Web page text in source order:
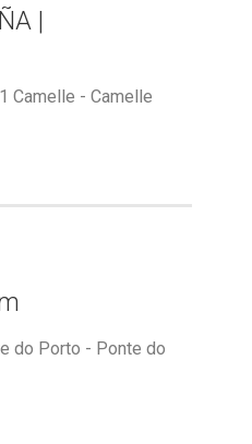
|
Camelle - Camelle
do Porto - Ponte do